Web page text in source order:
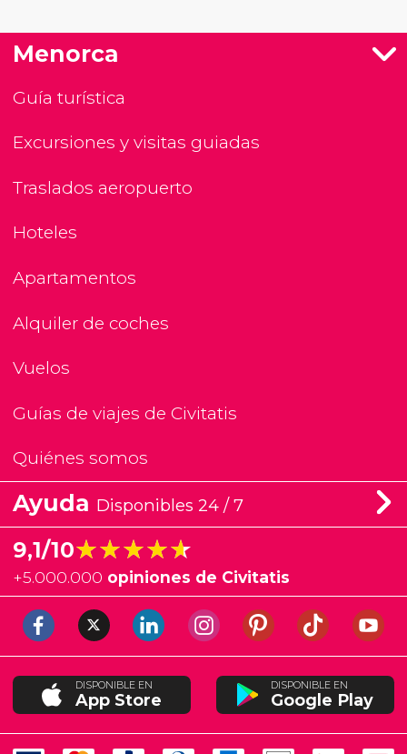
Menorca
Guía turística
Excursiones y visitas guiadas
Traslados aeropuerto
Hoteles
Apartamentos
Alquiler de coches
Vuelos
Guías de viajes de Civitatis
Quiénes somos
Ayuda Disponibles 24 / 7
9,1/10★★★★★
★★★★★
+5.000.000 opiniones de Civitatis
DISPONIBLE EN
App Store
DISPONIBLE EN
Google Play